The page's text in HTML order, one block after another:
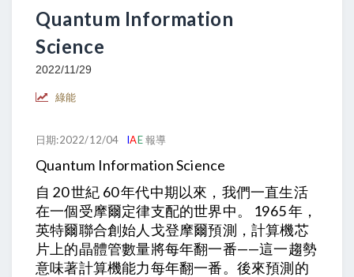
Quantum Information
Science
2022/11/29
綠能
日期:2022/12/04 IAE報導
Quantum Information Science
自 20 世紀 60 年代中期以來，我們一直生活
在一個受摩爾定律支配的世界中。 1965 年，
英特爾聯合創始人戈登摩爾預測，計算機芯
片上的晶體管數量將每年翻一番——這一趨勢
意味著計算機能力每年翻一番。後來預測的